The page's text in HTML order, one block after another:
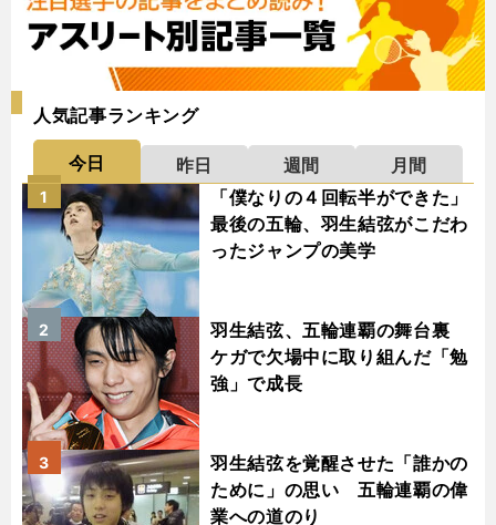
人気記事ランキング
今日 昨日 週間
月間
「僕なりの４回転半ができた」
最後の五輪、羽生結弦がこだわ
ったジャンプの美学
1
羽生結弦、五輪連覇の舞台裏
ケガで欠場中に取り組んだ「勉
強」で成長
2
羽生結弦を覚醒させた「誰かの
ために」の思い 五輪連覇の偉
業への道のり
3